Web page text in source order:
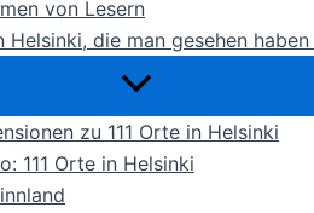
von Lesern
Helsinki, die man gesehen
zu 111 Orte in Helsinki
111 Orte in Helsinki